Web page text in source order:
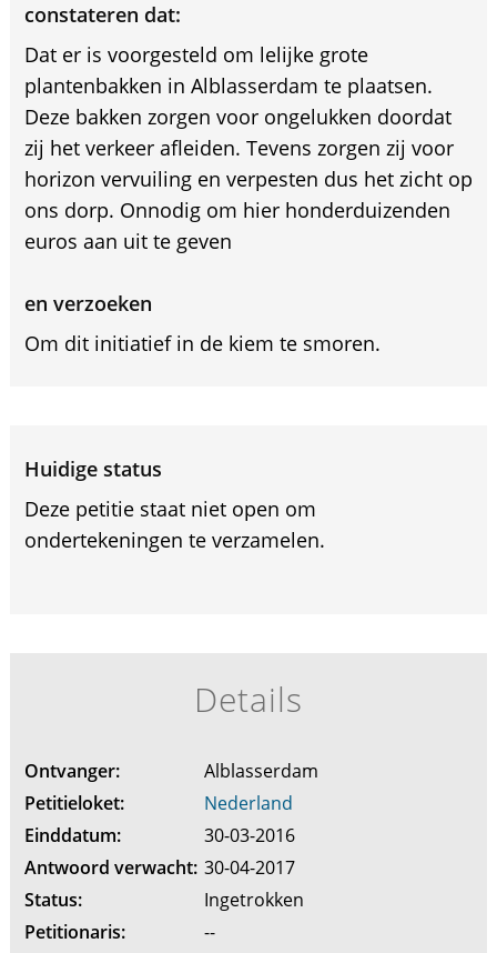
constateren dat:
Dat er is voorgesteld om lelijke grote
plantenbakken in Alblasserdam te plaatsen.
Deze bakken zorgen voor ongelukken doordat
zij het verkeer afleiden. Tevens zorgen zij voor
horizon vervuiling en verpesten dus het zicht op
ons dorp. Onnodig om hier honderduizenden
euros aan uit te geven
en verzoeken
Om dit initiatief in de kiem te smoren.
Huidige status
Deze petitie staat niet open om
ondertekeningen te verzamelen.
Details
Ontvanger:
Alblasserdam
Petitieloket:
Nederland
Einddatum:
30-03-2016
Antwoord verwacht: 30-04-2017
Status:
Ingetrokken
Petitionaris:
--